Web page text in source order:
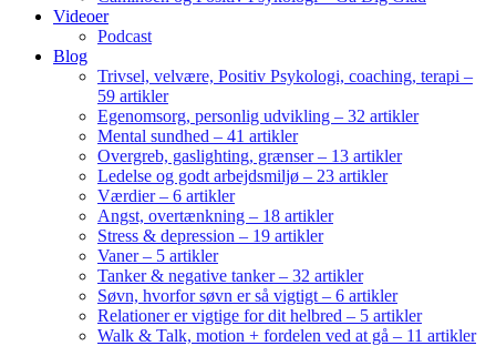
Videoer
Podcast
Blog
Trivsel, velvære, Positiv Psykologi, coaching, terapi –
59 artikler
Egenomsorg, personlig udvikling – 32 artikler
Mental sundhed – 41 artikler
Overgreb, gaslighting, grænser – 13 artikler
Ledelse og godt arbejdsmiljø – 23 artikler
Værdier – 6 artikler
Angst, overtænkning – 18 artikler
Stress & depression – 19 artikler
Vaner – 5 artikler
Tanker & negative tanker – 32 artikler
Søvn, hvorfor søvn er så vigtigt – 6 artikler
Relationer er vigtige for dit helbred – 5 artikler
Walk & Talk, motion + fordelen ved at gå – 11 artikler